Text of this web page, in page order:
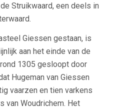
Struikwaard, een deels in
Giessen gestaan, is
aan het einde van de
1305 gesloopt door
Hugeman van Giessen
vaarzen en tien varkens
van Woudrichem. Het